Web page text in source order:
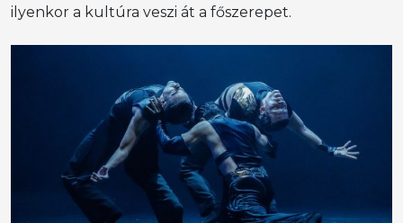
ilyenkor a kultúra veszi át a főszerepet.